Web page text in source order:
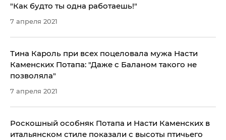
"Как будто ты одна работаешь!"
7 апреля 2021
Тина Кароль при всех поцеловала мужа Насти
Каменских Потапа: "Даже с Баланом такого не
позволяла"
7 апреля 2021
Роскошный особняк Потапа и Насти Каменских в
итальянском стиле показали с высоты птичьего